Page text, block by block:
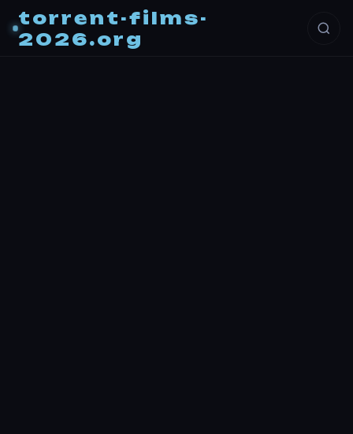
torrent-films-
2026.org